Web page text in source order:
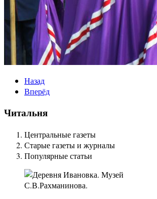
Назад
Вперёд
Читальня
Центральные газеты
Старые газеты и журналы
Популярные статьи